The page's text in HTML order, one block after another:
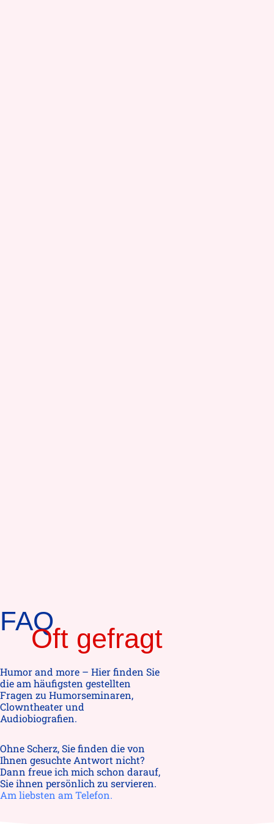
FAQ
Oft gefragt
Humor and more – Hier finden Sie
die am häufigsten gestellten
Fragen zu Humorseminaren,
Clowntheater und
Audiobiografien.
Ohne Scherz, Sie finden die von
Ihnen gesuchte Antwort nicht?
Dann freue ich mich schon darauf,
Sie ihnen persönlich zu servieren.
Am liebsten am Telefon.